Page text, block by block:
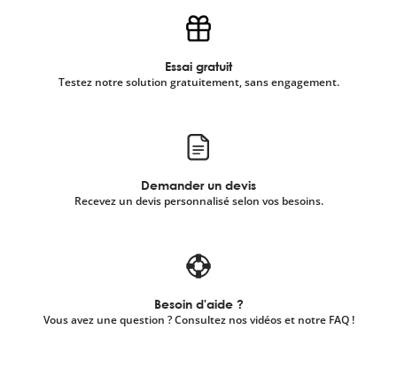
Essai gratuit
Testez notre solution gratuitement, sans engagement.
Demander un devis
Recevez un devis personnalisé selon vos besoins.
Besoin d'aide ?
Vous avez une question ? Consultez nos vidéos et notre FAQ !